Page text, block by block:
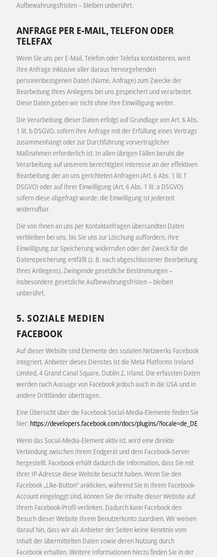
Aufbewahrungsfristen – bleiben unberührt.
ANFRAGE PER E-MAIL, TELEFON ODER
TELEFAX
Wenn Sie uns per E-Mail, Telefon oder Telefax kontaktieren, wird
Ihre Anfrage inklusive aller daraus hervorgehenden
personenbezogenen Daten (Name, Anfrage) zum Zwecke der
Bearbeitung Ihres Anliegens bei uns gespeichert und verarbeitet.
Diese Daten geben wir nicht ohne Ihre Einwilligung weiter.
Die Verarbeitung dieser Daten erfolgt auf Grundlage von Art. 6 Abs.
1 lit. b DSGVO, sofern Ihre Anfrage mit der Erfüllung eines Vertrags
zusammenhängt oder zur Durchführung vorvertraglicher
Maßnahmen erforderlich ist. In allen übrigen Fällen beruht die
Verarbeitung auf unserem berechtigten Interesse an der effektiven
Bearbeitung der an uns gerichteten Anfragen (Art. 6 Abs. 1 lit. f
DSGVO) oder auf Ihrer Einwilligung (Art. 6 Abs. 1 lit. a DSGVO)
sofern diese abgefragt wurde; die Einwilligung ist jederzeit
widerrufbar.
Die von Ihnen an uns per Kontaktanfragen übersandten Daten
verbleiben bei uns, bis Sie uns zur Löschung auffordern, Ihre
Einwilligung zur Speicherung widerrufen oder der Zweck für die
Datenspeicherung entfällt (z. B. nach abgeschlossener Bearbeitung
Ihres Anliegens). Zwingende gesetzliche Bestimmungen –
insbesondere gesetzliche Aufbewahrungsfristen – bleiben
unberührt.
5. SOZIALE MEDIEN
FACEBOOK
Auf dieser Website sind Elemente des sozialen Netzwerks Facebook
integriert. Anbieter dieses Dienstes ist die Meta Platforms Ireland
Limited, 4 Grand Canal Square, Dublin 2, Irland. Die erfassten Daten
werden nach Aussage von Facebook jedoch auch in die USA und in
andere Drittländer übertragen.
Eine Übersicht über die Facebook Social-Media-Elemente finden Sie
hier: https://developers.facebook.com/docs/plugins/?locale=de_DE.
Wenn das Social-Media-Element aktiv ist, wird eine direkte
Verbindung zwischen Ihrem Endgerät und dem Facebook-Server
hergestellt. Facebook erhält dadurch die Information, dass Sie mit
Ihrer IP-Adresse diese Website besucht haben. Wenn Sie den
Facebook „Like-Button“ anklicken, während Sie in Ihrem Facebook-
Account eingeloggt sind, können Sie die Inhalte dieser Website auf
Ihrem Facebook-Profil verlinken. Dadurch kann Facebook den
Besuch dieser Website Ihrem Benutzerkonto zuordnen. Wir weisen
darauf hin, dass wir als Anbieter der Seiten keine Kenntnis vom
Inhalt der übermittelten Daten sowie deren Nutzung durch
Facebook erhalten. Weitere Informationen hierzu finden Sie in der